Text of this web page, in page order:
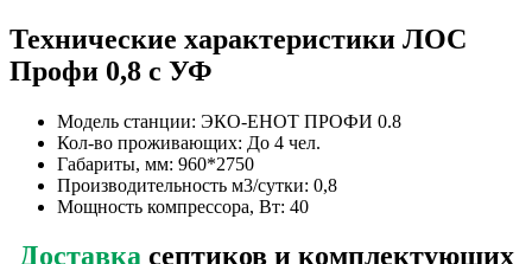
Технические характеристики ЛОС
Профи 0,8 с УФ
Модель станции: ЭКО-ЕНОТ ПРОФИ 0.8
Кол-во проживающих: До 4 чел.
Габариты, мм: 960*2750
Производительность м3/сутки: 0,8
Мощность компрессора, Вт: 40
Доставка септиков и комплектующих